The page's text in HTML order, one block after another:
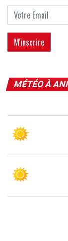
MÉTÉO À